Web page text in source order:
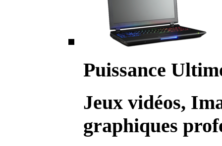
Puissance
Jeux vidéos,
graphiques